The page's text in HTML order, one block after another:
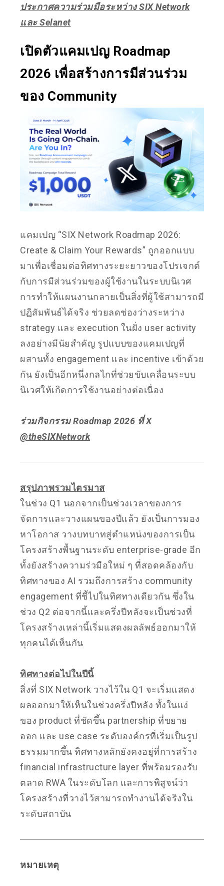
ประกาศความร่วมมือระหว่าง SIX Network
และ Selanet
เปิดตัวแคมเปญ Roadmap
2026 เพื่อสร้างการมีส่วนร่วม
ของ Community
แคมเปญ “SIX Network Roadmap 2026:
Create & Claim Your Rewards” ถูกออกแบบ
มาเพื่อเชื่อมต่อทิศทางระยะยาวของโปรเจกต์
กับการมีส่วนร่วมของผู้ใช้งานในระบบนิเวศ
การทำให้แผนงานกลายเป็นสิ่งที่ผู้ใช้สามารถมี
ปฏิสัมพันธ์ได้จริง ช่วยลดช่องว่างระหว่าง
strategy และ execution ในฝั่ง user activity
ลงอย่างมีนัยสำคัญ รูปแบบของแคมเปญที่
ผสานทั้ง engagement และ incentive เข้าด้วย
กัน ยังเป็นอีกหนึ่งกลไกที่ช่วยขับเคลื่อนระบบ
นิเวศให้เกิดการใช้งานอย่างต่อเนื่อง
ร่วมกิจกรรม Roadmap 2026 ที่ X
@theSIXNetwork
สรุปภาพรวมไตรมาส
ในช่วง Q1 นอกจากเป็นช่วงเวลาของการ
จัดการและวางแผนของปีแล้ว ยังเป็นการมอง
หาโอกาส วางบทบาทสู่ตำแหน่งของการเป็น
โครงสร้างพื้นฐานระดับ enterprise-grade อีก
ทั้งยังสร้างความร่วมือใหม่ ๆ ที่สอดคล้องกับ
ทิศทางของ AI รวมถึงการสร้าง community
engagement ที่ชี้ไปในทิศทางเดียวกัน ซึ่งใน
ช่วง Q2 ต่อจากนี้และครึ่งปีหลังจะเป็นช่วงที่
โครงสร้างเหล่านี้เริ่มแสดงผลลัพธ์ออกมาให้
ทุกคนได้เห็นกัน
ทิศทางต่อไปในปีนี้
สิ่งที่ SIX Network วางไว้ใน Q1 จะเริ่มแสดง
ผลออกมาให้เห็นในช่วงครึ่งปีหลัง ทั้งในแง่
ของ product ที่ชัดขึ้น partnership ที่ขยาย
ออก และ use case ระดับองค์กรที่เริ่มเป็นรูป
ธรรมมากขึ้น ทิศทางหลักยังคงอยู่ที่การสร้าง
financial infrastructure layer ที่พร้อมรองรับ
ตลาด RWA ในระดับโลก และการพิสูจน์ว่า
โครงสร้างที่วางไว้สามารถทำงานได้จริงใน
ระดับสถาบัน
หมายเหตุ